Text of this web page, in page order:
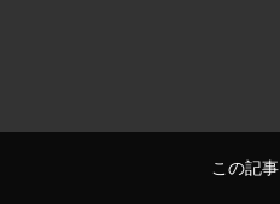
この記